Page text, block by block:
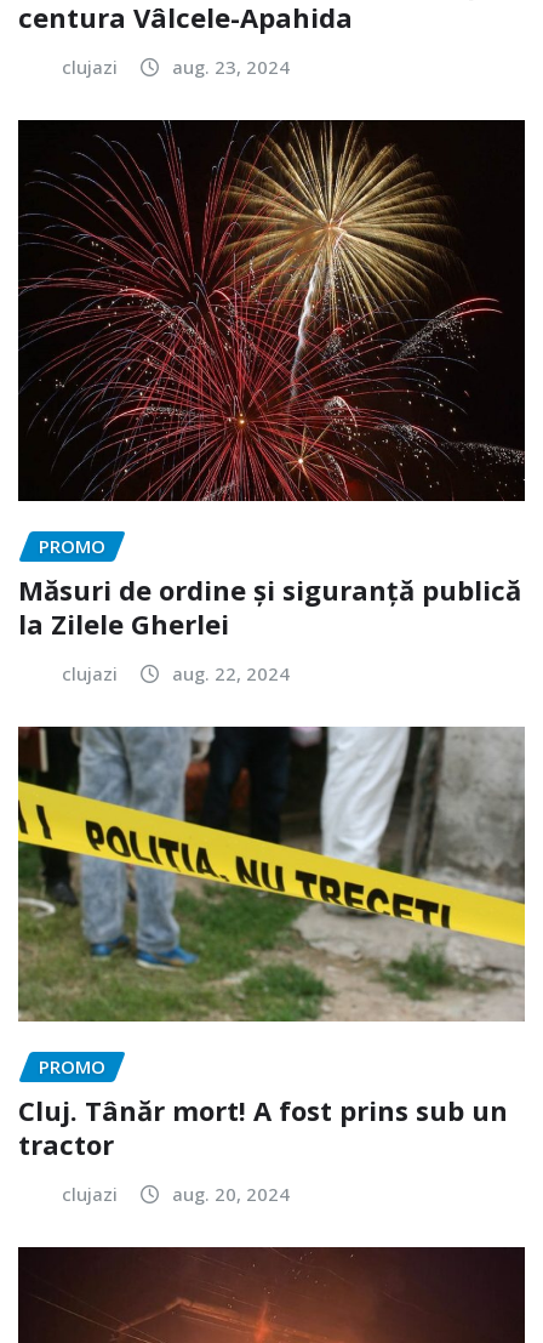
centura Vâlcele-Apahida
clujazi aug. 23, 2024
PROMO
Măsuri de ordine și siguranță publică
la Zilele Gherlei
clujazi aug. 22, 2024
PROMO
Cluj. Tânăr mort! A fost prins sub un
tractor
clujazi aug. 20, 2024